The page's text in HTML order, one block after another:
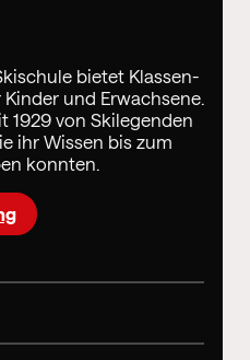
bietet Klassen-
und Erwachsene.
1929 von Skilegenden
ihr Wissen bis zum
konnten.